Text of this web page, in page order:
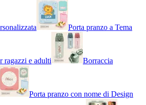
Porta pranzo a Tema
ragazzi e adulti Borraccia
Porta pranzo con nome di Design